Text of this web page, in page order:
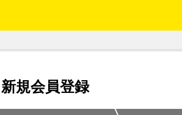
新規会員登録